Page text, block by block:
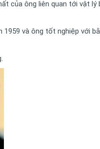
của ông liên quan tới vật lý
và ông tốt nghiệp với